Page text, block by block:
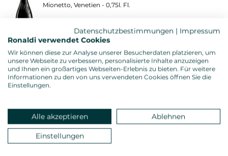
Mionetto, Venetien - 0,75l. Fl.
11,95 € *
SERGIO ROSE "MO" SPUMANTE
Mionetto, Venetien - 0,75l. Fl.
1868 PROSECCO SUPERIORE BRUT
Carpenè Malvolti, Venetien - 0,75l. Fl.
Datenschutzbestimmungen | Impressum
Ronaldi verwendet Cookies
Wir können diese zur Analyse unserer Besucherdaten platzieren, um
unsere Webseite zu verbessern, personalisierte Inhalte anzuzeigen
und Ihnen ein großartiges Webseiten-Erlebnis zu bieten. Für weitere
Informationen zu den von uns verwendeten Cookies öffnen Sie die
Einstellungen.
Alle akzeptieren Ablehnen
Einstellungen